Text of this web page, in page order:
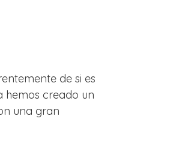
de si es
hemos creado un
una gran